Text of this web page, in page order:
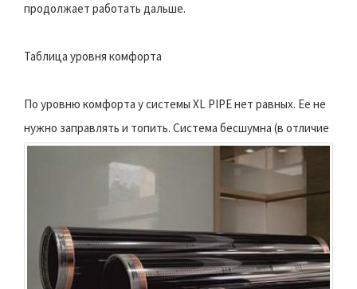
продолжает работать дальше.
Таблица уровня комфорта
По уровню комфорта у системы XL PIPE нет равных. Ее не
нужно заправлять и топить. Система бесшумна (в отличие